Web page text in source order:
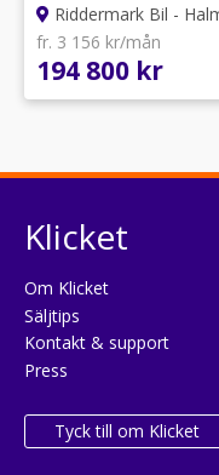
Riddermark Bil -
fr. 3 156 kr/mån
194 800 kr
Klicket
Om Klicket
Säljtips
Kontakt & support
Press
Tyck till om Klicket